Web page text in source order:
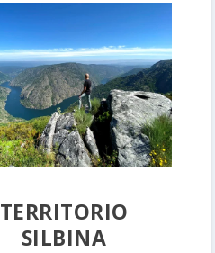
TERRITORIO
SILBINA